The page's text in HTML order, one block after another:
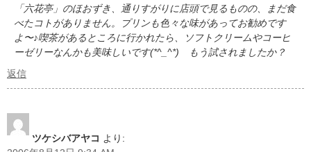
「六花亭」のほおずき、通りすがりに店頭で見るものの、まだ食
べたコトがありません。プリンも色々な味があってお勧めです
よ〜♪喫茶があるところに行かれたら、ソフトクリームやコーヒ
ーゼリーなんかも美味しいです(*^_^*) もう試されましたか？
返信
ツケシバアヤコ より: